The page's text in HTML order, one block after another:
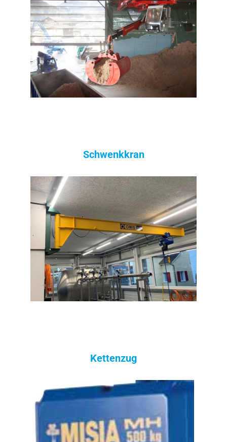
Schwenkkran
Kettenzug